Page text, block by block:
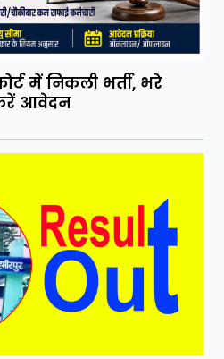
में निकली भर्ती, भरे
आवेदन